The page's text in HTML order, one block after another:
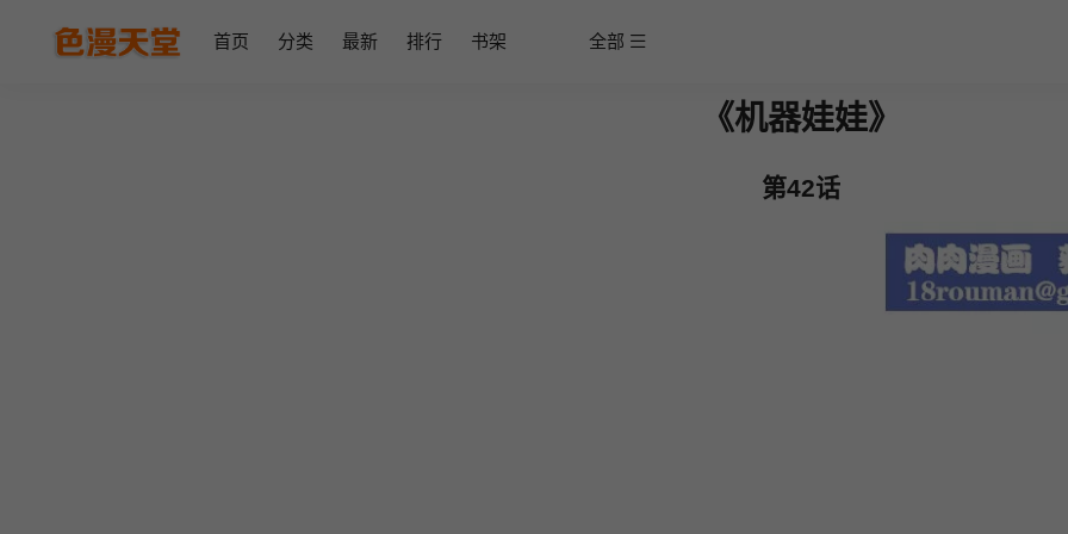
首页 分类 最新 排行 书架 全部
《机器娃娃》
第42话